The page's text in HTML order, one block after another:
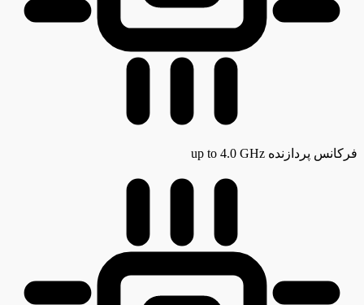
فرکانس پردازنده up to 4.0 GHz